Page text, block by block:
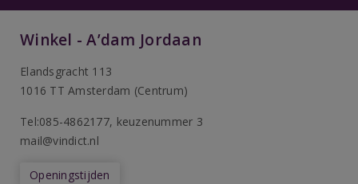
Winkel - A’dam Jordaan
Elandsgracht 113
1016 TT Amsterdam (Centrum)
Tel:085-4862177, keuzenummer 3
mail@vindict.nl
Openingstijden